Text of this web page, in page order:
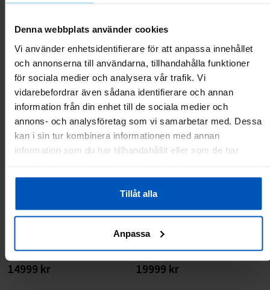
Denna webbplats använder cookies
Vi använder enhetsidentifierare för att anpassa innehållet
och annonserna till användarna, tillhandahålla funktioner
för sociala medier och analysera vår trafik. Vi
vidarebefordrar även sådana identifierare och annan
information från din enhet till de sociala medier och
annons- och analysföretag som vi samarbetar med. Dessa
kan i sin tur kombinera informationen med annan
information som du har tillhandahållit eller som de har
Tillåt alla
Anpassa
3999 kr 4799 kr 3499 kr
Lägg till i varukorgen
FitNord Cyclo 1000 Motionscykel
14999 kr
FitNord Hiker 1000F Crosstrainer,
19999 kr